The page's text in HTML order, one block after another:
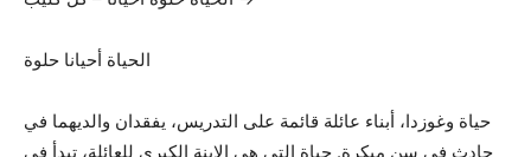
الحياة أحيانا حلوة
حياة وغوزدا، أبناء عائلة قائمة على التدريس، يفقدان والديهما في
حادث في سن مبكرة. حياة التي هي الإبنة الكبرى للعائلة، تبدأ في